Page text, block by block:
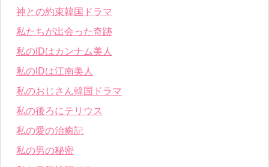
神との約束韓国ドラマ
私たちが出会った奇跡
私のIDはカンナム美人
私のIDは江南美人
私のおじさん韓国ドラマ
私の後ろにテリウス
私の愛の治癒記
私の男の秘密